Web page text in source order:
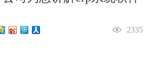
2335